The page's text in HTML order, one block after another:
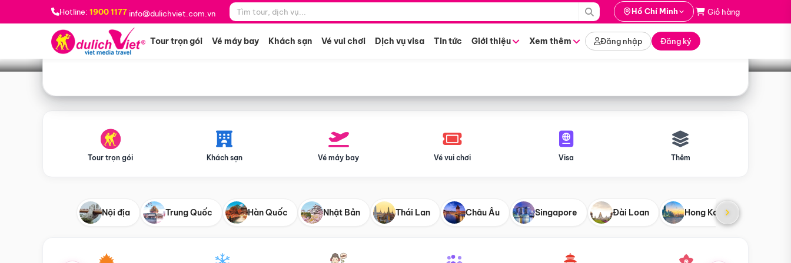
Hotline: 1900 1177 info@dulichviet.com.vn Hồ Chí Minh Giỏ hàng
Tour trọn gói Vé máy bay Khách sạn Vé vui chơi Dịch vụ visa Tin tức Giới thiệu Xem thêm Đăng nhập Đăng ký
Bạn muốn đi đâu? *
Tìm tour
Tour trọn gói Khách sạn Vé máy bay Vé vui chơi Visa Thêm
Nội địa Trung Quốc Hàn Quốc Nhật Bản Thái Lan Châu Âu Singapore Đài Loan Hong Kong